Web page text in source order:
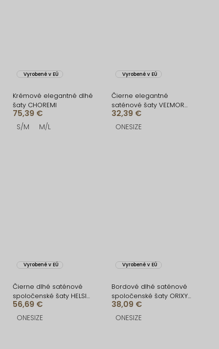
Vyrobené v EÚ
Krémové elegantné dlhé
šaty CHOREMI
75,39 €
S/M M/L
Vyrobené v EÚ
Čierne elegantné
saténové šaty VEĽMORO
s bodmi
32,39 €
ONESIZE
Vyrobené v EÚ
Čierne dlhé saténové
spoločenské šaty HELSIN
na ramienka
56,69 €
ONESIZE
Vyrobené v EÚ
Bordové dlhé saténové
spoločenské šaty ORIXY
s výstrihom
38,09 €
ONESIZE